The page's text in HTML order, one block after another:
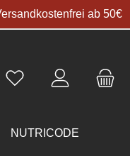
ab 50€
NUTRICODE